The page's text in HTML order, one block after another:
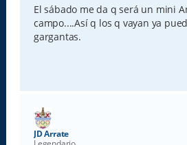
s
a
j
e
El sábado me da q será un mini
campo....Así q los q vayan ya
gargantas.
JD Arrate